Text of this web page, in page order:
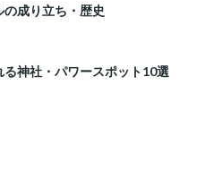
の成り立ち・歴史
神社・パワースポット10選